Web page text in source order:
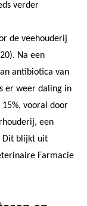
verder
de veehouderij
Na een
antibiotica van
er weer daling in
vooral door
een
Dit blijkt uit
Farmacie